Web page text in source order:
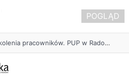
Życie bez alkoholu – lepszy wybór. Radomsko włącza się w Miesiąc Trzeźwości
POGLĄD